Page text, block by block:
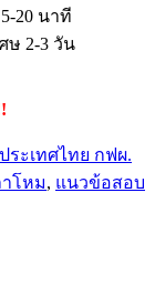
20 นาที
ษ 2-3 วัน
ะเทศไทย กฟผ.
โหม, แนวข้อสอบ